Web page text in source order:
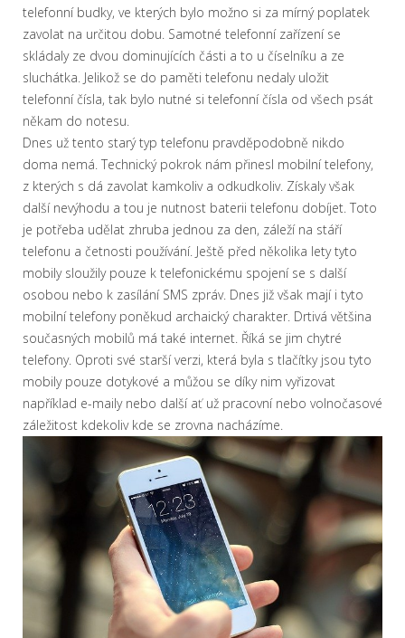
telefonní budky, ve kterých bylo možno si za mírný poplatek
zavolat na určitou dobu. Samotné telefonní zařízení se
skládaly ze dvou dominujících části a to u číselníku a ze
sluchátka. Jelikož se do paměti telefonu nedaly uložit
telefonní čísla, tak bylo nutné si telefonní čísla od všech psát
někam do notesu.
Dnes už tento starý typ telefonu pravděpodobně nikdo
doma nemá. Technický pokrok nám přinesl mobilní telefony,
z kterých s dá zavolat kamkoliv a odkudkoliv. Získaly však
další nevýhodu a tou je nutnost baterii telefonu dobíjet. Toto
je potřeba udělat zhruba jednou za den, záleží na stáří
telefonu a četnosti používání. Ještě před několika lety tyto
mobily sloužily pouze k telefonickému spojení se s další
osobou nebo k zasílání SMS zpráv. Dnes již však mají i tyto
mobilní telefony poněkud archaický charakter. Drtivá většina
současných mobilů má také internet. Říká se jim chytré
telefony. Oproti své starší verzi, která byla s tlačítky jsou tyto
mobily pouze dotykové a můžou se díky nim vyřizovat
například e-maily nebo další ať už pracovní nebo volnočasové
záležitost kdekoliv kde se zrovna nacházíme.